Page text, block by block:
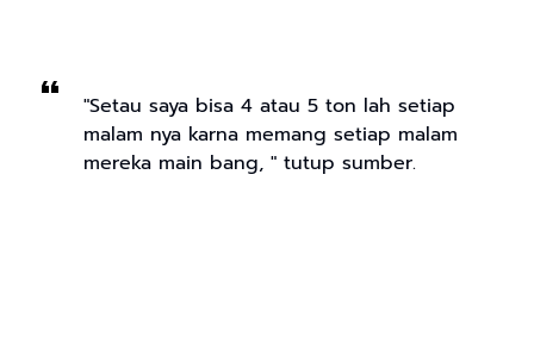
"Setau saya bisa 4 atau 5 ton lah setiap
malam nya karna memang setiap malam
mereka main bang, " tutup sumber.